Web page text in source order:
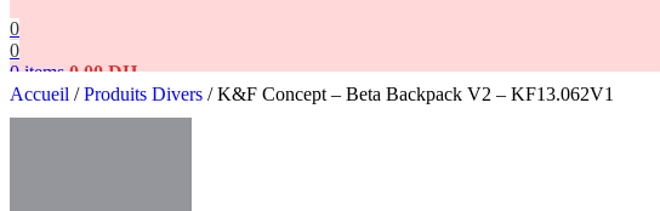
0
0
0items 0,00DH
Search
Accueil / Produits Divers / K&F Concept – Beta Backpack V2 – KF13.062V1